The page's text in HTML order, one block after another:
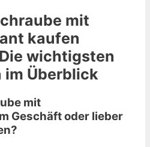
mit
kaufen
wichtigsten
Überblick
mit
Geschäft oder lieber